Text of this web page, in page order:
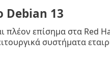
Debian 13
πλέον επίσημα στα Red
συστήματα